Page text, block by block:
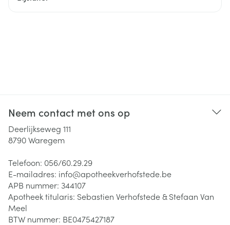
Neem contact met ons op
Deerlijkseweg 111
8790Waregem
Telefoon: 056/60.29.29
E-mailadres: info@apotheekverhofstede.be
APB nummer: 344107
Apotheek titularis: Sebastien Verhofstede & Stefaan Van
Meel
BTW nummer: BE0475427187